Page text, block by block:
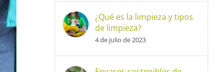
¿Qué es la limpieza y tipos
de limpieza?
4 de julio de 2023